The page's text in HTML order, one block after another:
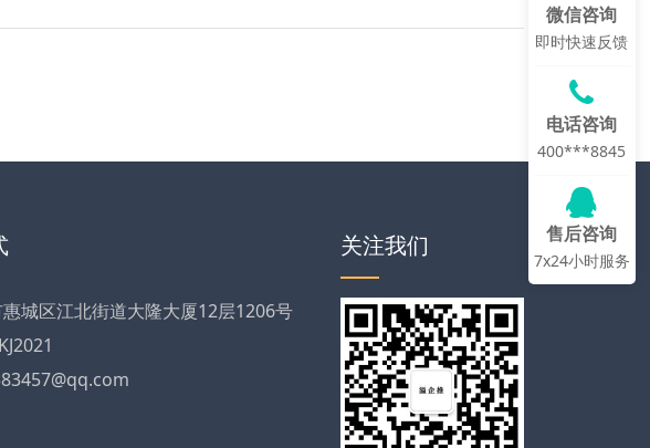
城区江北街道大隆大厦12层1206号
关注我们
微信咨询
即时快速反馈
电话咨询
400***8845
售后咨询
7x24小时服务